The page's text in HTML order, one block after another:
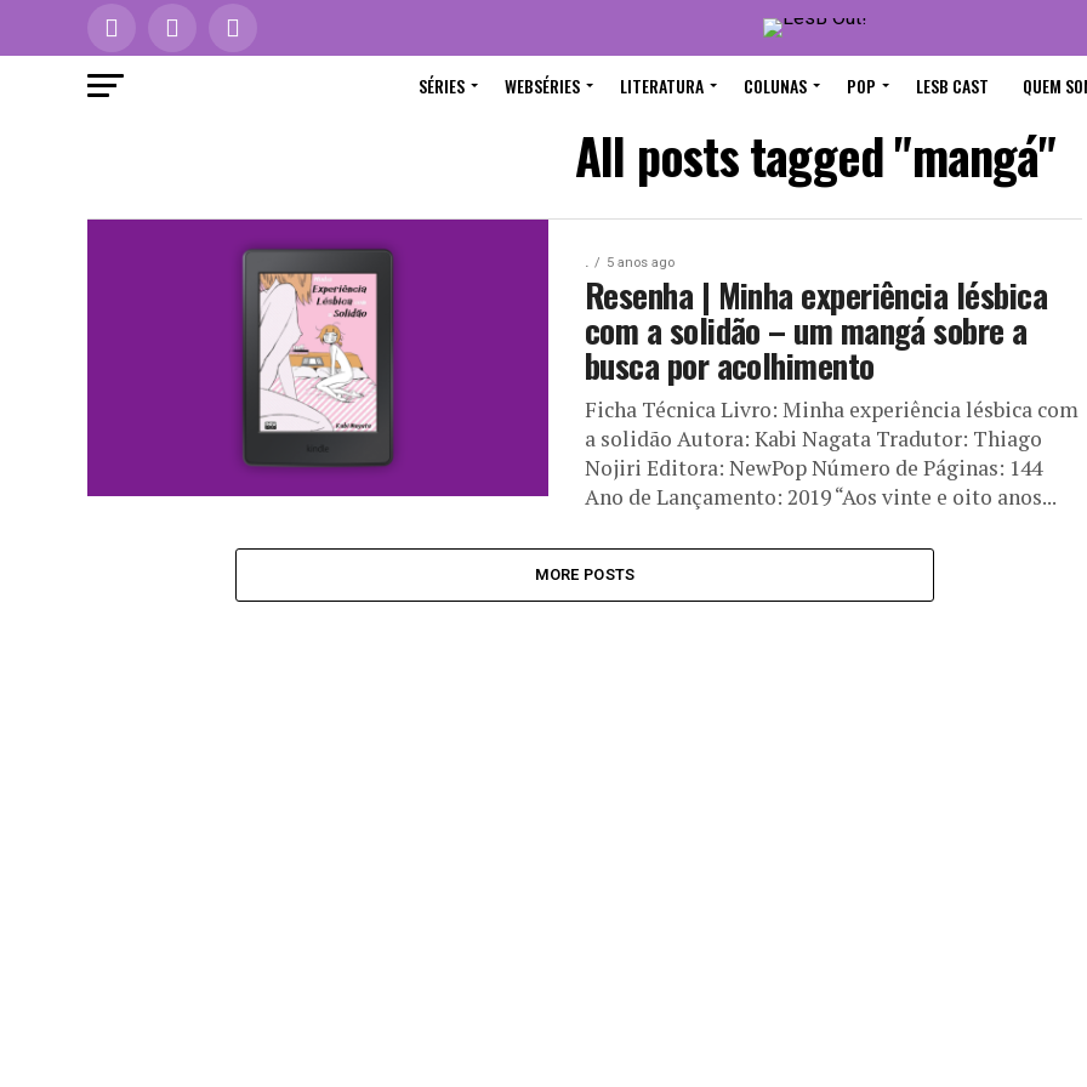
SÉRIES WEBSÉRIES LITERATURA COLUNAS POP LESB CAST QUEM
All posts tagged "mangá"
. 5 anos ago
Resenha | Minha experiência lésbica
com a solidão – um mangá sobre a
busca por acolhimento
Ficha Técnica Livro: Minha experiência lésbica com
a solidão Autora: Kabi Nagata Tradutor: Thiago
Nojiri Editora: NewPop Número de Páginas: 144
Ano de Lançamento: 2019 “Aos vinte e oito anos...
MORE POSTS